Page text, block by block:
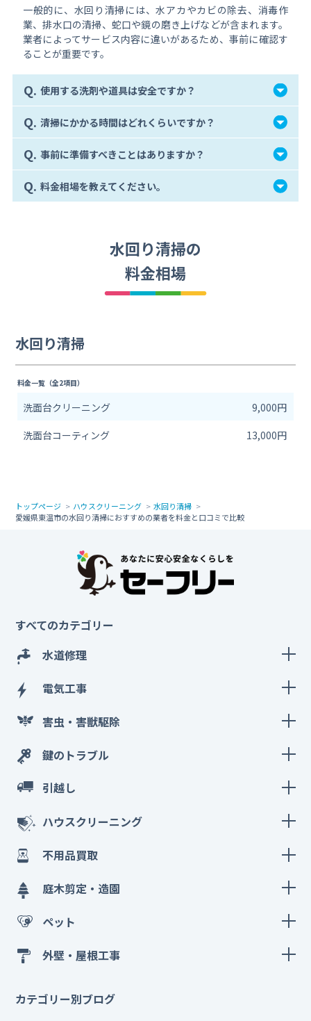
一般的に、水回り清掃には、水アカやカビの除去、消毒作
業、排水口の清掃、蛇口や鏡の磨き上げなどが含まれます。
業者によってサービス内容に違いがあるため、事前に確認す
ることが重要です。
Q. 使用する洗剤や道具は安全ですか？
Q. 清掃にかかる時間はどれくらいですか？
Q. 事前に準備すべきことはありますか？
Q. 料金相場を教えてください。
水回り清掃の
料金相場
水回り清掃
料金一覧（全2項目）
洗面台クリーニング
9,000円
洗面台コーティング
13,000円
トップページ ハウスクリーニング
水回り清掃
愛媛県東温市の水回り清掃におすすめの業者を料金と口コミで比較
すべてのカテゴリー
水道修理
電気工事
害虫・害獣駆除
鍵のトラブル
引越し
ハウスクリーニング
不用品買取
庭木剪定・造園
ペット
外壁・屋根工事
カテゴリー別ブログ